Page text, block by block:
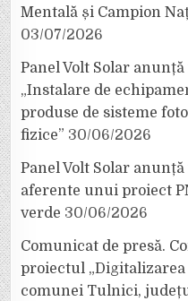
Mentală și Campion
03/07/2026
Panel Volt Solar
„Instalare de
produse de sisteme
fizice” 30/06/2026
Panel Volt Solar
aferente unui proiect
verde 30/06/2026
Comunicat de presă.
proiectul
comunei Tulnici,